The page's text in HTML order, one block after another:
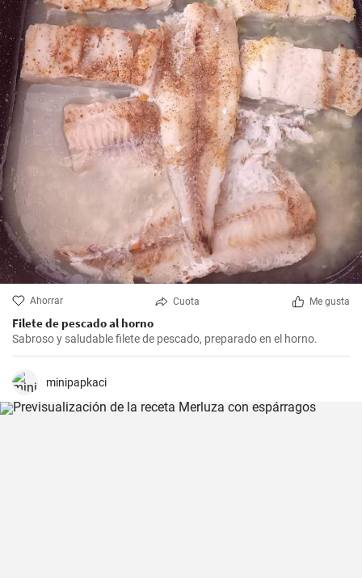
Ahorrar Cuota Me gusta
Filete de pescado al horno
Sabroso y saludable filete de pescado, preparado en el horno.
minipapkaci